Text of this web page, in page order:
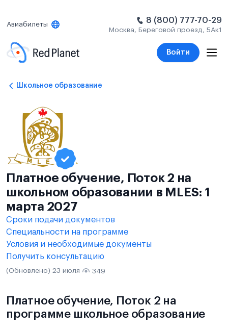
Авиабилеты 8 (800) 777-70-29
Москва, Береговой проезд, 5Ак1
Войти
Школьное образование
Платное обучение, Поток 2 на
школьном образовании в MLES: 1
марта 2027
Сроки подачи документов
Специальности на программе
Условия и необходимые документы
Получить консультацию
(Обновлено) 23 июля 349
Платное обучение, Поток 2 на
программе школьное образование